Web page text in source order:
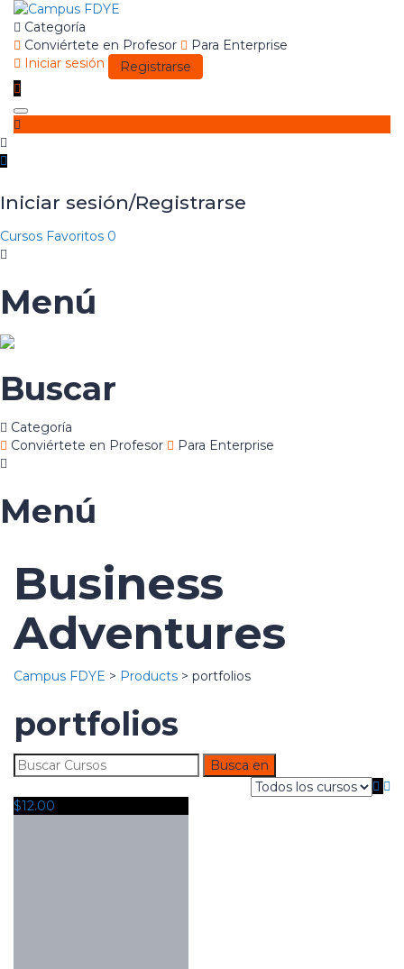
Categoría
Conviértete en Profesor
Para Enterprise
Iniciar sesión
Registrarse
Toggle
navigation
Iniciar sesión/Registrarse
Cursos Favoritos 0
Menú
Buscar
Categoría
Conviértete en Profesor
Para Enterprise
Menú
Business
Adventures
Campus FDYE > Products > portfolios
portfolios
$12.00